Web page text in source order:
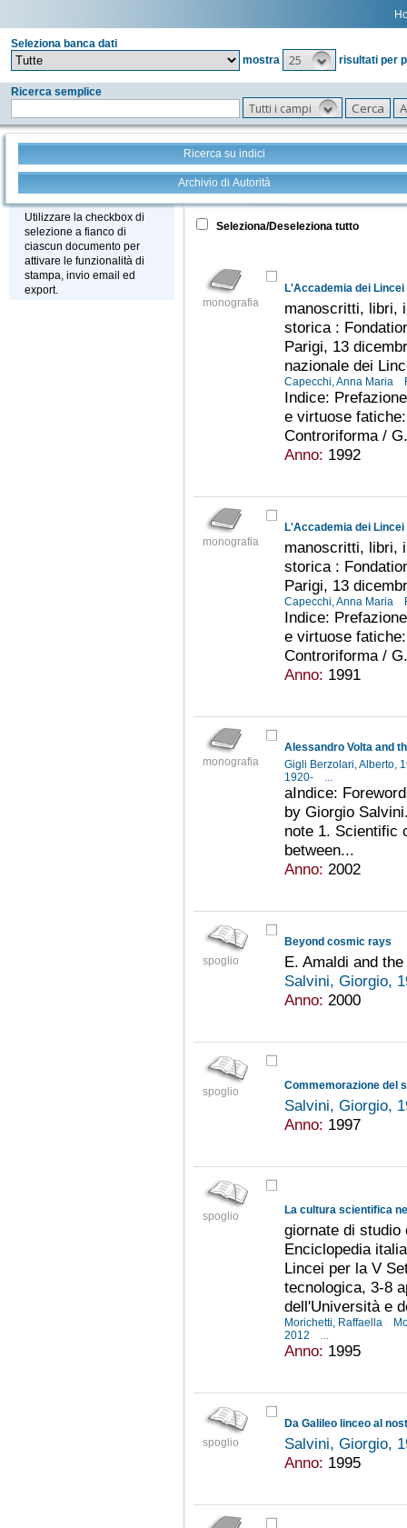
Seleziona banca dati
mostra
25 risultati per
Ricerca semplice
Tutti i campi
Ricerca su indici
Archivio di Autorità
Stampa - Email - Export
Utilizzare la checkbox di
selezione a fianco di
ciascun documento per
attivare le funzionalità di
stampa, invio email ed
export.
Tutto +
Seleziona/Deseleziona tutto
monografia
L'Accademia dei
manoscritti, libri,
storica :
Parigi, 13
nazionale dei
Capecchi, Anna Maria
Indice:
e virtuose
Controriforma /
Anno: 1992
monografia
L'Accademia dei
manoscritti, libri,
storica :
Parigi, 13
Capecchi, Anna Maria
Indice:
e virtuose
Controriforma /
Anno: 1991
monografia
Alessandro Volta and
Gigli Berzolari, Alberto,
1920-
...
aIndice:
by Giorgio
note 1. Scientific
between...
Anno: 2002
spoglio
Beyond cosmic rays
E. Amaldi and
Salvini, Giorgio,
Anno: 2000
spoglio Commemorazione del
Salvini, Giorgio,
Anno: 1997
spoglio La cultura scientifica
giornate di studio
Enciclopedia
Lincei per la V
tecnologica, 3-8
dell'Università e
Morichetti, Raffaella
2012
...
Anno: 1995
spoglio
Da Galileo linceo al
Salvini, Giorgio,
Anno: 1995